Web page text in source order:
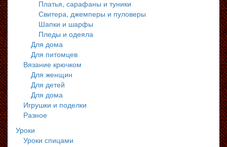
Платья, сарафаны и туники
Свитера, джемперы и пуловеры
Шапки и шарфы
Пледы и одеяла
Для дома
Для питомцев
Вязание крючком
Для женщин
Для детей
Для дома
Игрушки и поделки
Разное
Уроки
Уроки спицами